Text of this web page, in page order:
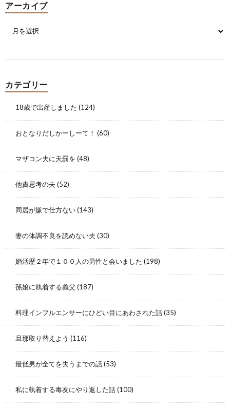
アーカイブ
カテゴリー
18歳で出産しました (124)
おとなりだしかーしーて！ (60)
マザコン夫に天罰を (48)
他責思考の夫 (52)
同居が嫌で仕方ない(143)
妻の体調不良を認めない夫 (30)
婚活歴２年で１００人の男性と会いました (198)
孫娘に執着する義父 (187)
料理インフルエンサーにひどい目にあわされた話(35)
旦那取り替えよう (116)
最低男が全てを失うまでの話(53)
私に執着する毒友にやり返した話(100)